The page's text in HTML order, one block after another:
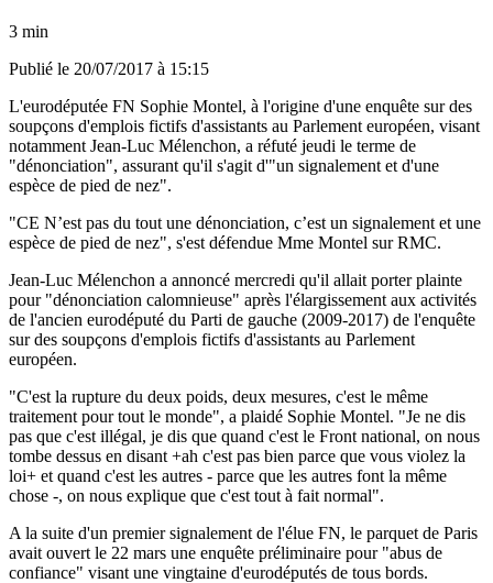
3 min
Publié le 20/07/2017 à 15:15
L'eurodéputée FN Sophie Montel, à l'origine d'une enquête sur des
soupçons d'emplois fictifs d'assistants au Parlement européen, visant
notamment Jean-Luc Mélenchon, a réfuté jeudi le terme de
"dénonciation", assurant qu'il s'agit d'"un signalement et d'une
espèce de pied de nez".
"CE N’est pas du tout une dénonciation, c’est un signalement et une
espèce de pied de nez", s'est défendue Mme Montel sur RMC.
Jean-Luc Mélenchon a annoncé mercredi qu'il allait porter plainte
pour "dénonciation calomnieuse" après l'élargissement aux activités
de l'ancien eurodéputé du Parti de gauche (2009-2017) de l'enquête
sur des soupçons d'emplois fictifs d'assistants au Parlement
européen.
"C'est la rupture du deux poids, deux mesures, c'est le même
traitement pour tout le monde", a plaidé Sophie Montel. "Je ne dis
pas que c'est illégal, je dis que quand c'est le Front national, on nous
tombe dessus en disant +ah c'est pas bien parce que vous violez la
loi+ et quand c'est les autres - parce que les autres font la même
chose -, on nous explique que c'est tout à fait normal".
A la suite d'un premier signalement de l'élue FN, le parquet de Paris
avait ouvert le 22 mars une enquête préliminaire pour "abus de
confiance" visant une vingtaine d'eurodéputés de tous bords.